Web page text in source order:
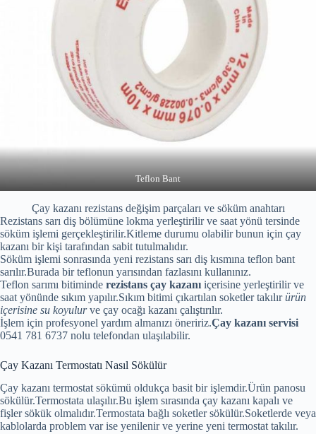
Teflon Bant
Çay kazanı rezistans değişim parçaları ve söküm anahtarı
Rezistans sarı diş bölümüne lokma yerleştirilir ve saat yönü tersinde
söküm işlemi gerçekleştirilir.Kitleme durumu olabilir bunun için çay
kazanı bir kişi tarafından sabit tutulmalıdır.
Söküm işlemi sonrasında yeni rezistans sarı diş kısmına teflon bant
sarılır.Burada bir teflonun yarısından fazlasını kullanınız.
Teflon sarımı bitiminde rezistans çay kazanı içerisine yerleştirilir ve
saat yönünde sıkım yapılır.Sıkım bitimi çıkartılan soketler takılırürün
içerisine su koyulurve çay ocağı kazanı çalıştırılır.
İşlem için profesyonel yardım almanızı öneririz.Çay kazanı servisi
0541 781 6737 nolu telefondan ulaşılabilir.
Çay Kazanı Termostatı Nasıl Sökülür
Çay kazanı termostat sökümü oldukça basit bir işlemdir.Ürün panosu
sökülür.Termostata ulaşılır.Bu işlem sırasında çay kazanı kapalı ve
fişler sökük olmalıdır.Termostata bağlı soketler sökülür.Soketlerde veya
kablolarda problem var ise yenilenir ve yerine yeni termostat takılır.